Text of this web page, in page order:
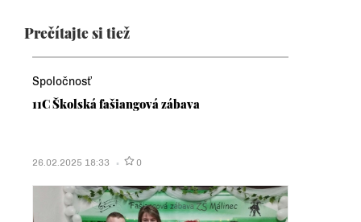
Prečítajte si tiež
Spoločnosť
11C Školská fašiangová zábava
26.02.2025 18:33 0